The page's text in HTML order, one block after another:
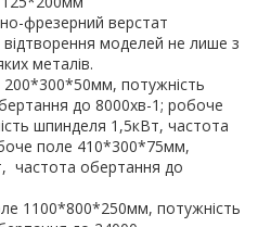
фрезерний верстат
моделей не лише з
металів.
потужність
до 8000хв-1; робоче
шпинделя 1,5кВт, частота
поле 410*300*75мм,
частота обертання до
1100*800*250мм, потужність